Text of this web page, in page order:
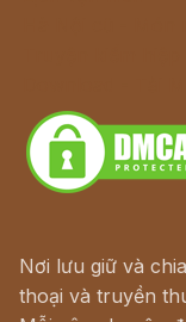
Nơi lưu giữ và
thoại và truyền